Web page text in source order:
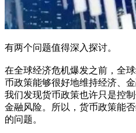
有两个问题值得深入探讨。
在全球经济危机爆发之前，全
币政策能够很好地维持经济、
我们发现货币政策也许只是控
金融风险。所以，货币政策能
的问题。